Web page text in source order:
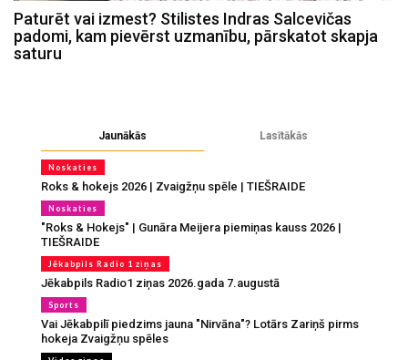
Paturēt vai izmest? Stilistes Indras Salcevičas
padomi, kam pievērst uzmanību, pārskatot skapja
saturu
Jaunākās Lasītākās
Noskaties
Roks & hokejs 2026 | Zvaigžņu spēle | TIEŠRAIDE
Noskaties
"Roks & Hokejs" | Gunāra Meijera piemiņas kauss 2026 |
TIEŠRAIDE
Jēkabpils Radio 1 ziņas
Jēkabpils Radio1 ziņas 2026.gada 7.augustā
Sports
Vai Jēkabpilī piedzims jauna "Nirvāna"? Lotārs Zariņš pirms
hokeja Zvaigžņu spēles